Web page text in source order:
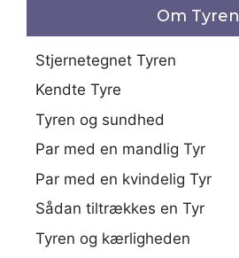
Om Tyren
Stjernetegnet Tyren
Kendte Tyre
Tyren og sundhed
Par med en mandlig Tyr
Par med en kvindelig Tyr
Sådan tiltrækkes en Tyr
Tyren og kærligheden